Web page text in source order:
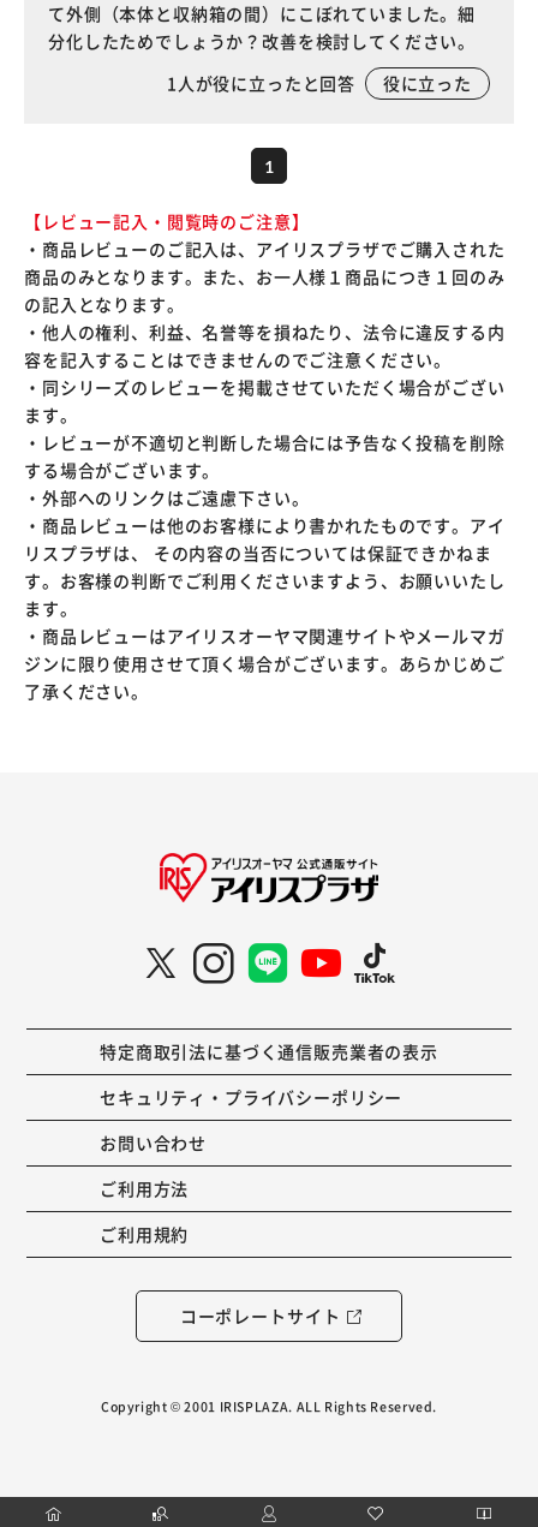
て外側（本体と収納箱の間）にこぼれていました。細
分化したためでしょうか？改善を検討してください。
1人が役に立ったと回答 役に立った
1
【レビュー記入・閲覧時のご注意】
・商品レビューのご記入は、アイリスプラザでご購入された
商品のみとなります。また、お一人様１商品につき１回のみ
の記入となります。
・他人の権利、利益、名誉等を損ねたり、法令に違反する内
容を記入することはできませんのでご注意ください。
・同シリーズのレビューを掲載させていただく場合がござい
ます。
・レビューが不適切と判断した場合には予告なく投稿を削除
する場合がございます。
・外部へのリンクはご遠慮下さい。
・商品レビューは他のお客様により書かれたものです。アイ
リスプラザは、 その内容の当否については保証できかねま
す。お客様の判断でご利用くださいますよう、お願いいたし
ます。
・商品レビューはアイリスオーヤマ関連サイトやメールマガ
ジンに限り使用させて頂く場合がございます。あらかじめご
了承ください。
特定商取引法に基づく通信販売業者の表示
セキュリティ・プライバシーポリシー
お問い合わせ
ご利用方法
ご利用規約
コーポレートサイト
Copyright © 2001 IRISPLAZA. ALL Rights Reserved.